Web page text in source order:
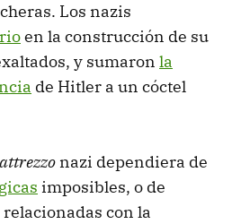
Los nazis
en la construcción de su
y sumaron la
de Hitler a un cóctel
attrezzo nazi dependiera de
imposibles, o de
con la